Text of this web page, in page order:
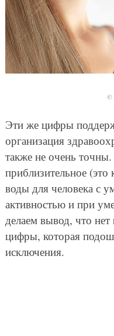
©
Эти же цифры
организация
также не очень
приблизительное (это
воды для человека с
активностью и при
делаем вывод, что
цифры, которая
исключения.